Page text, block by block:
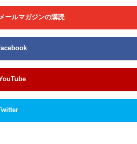
ールマガジンの購読